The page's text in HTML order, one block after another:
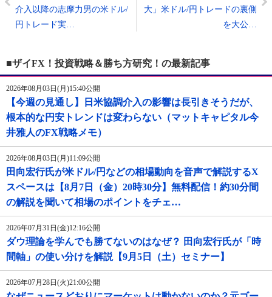
介入以降の志摩力男の米ドル/
円トレード実…
大」米ドル/円トレードの裏側
を大公…
■ザイFX！投資戦略＆勝ち方研究！の最新記事
2026年08月03日(月)15:40公開
【今週の見通し】日米協調介入の影響は長引きそうだが、
根本的な円安トレンドは変わらない（マットキャピタル今
井雅人のFX戦略メモ）
2026年08月03日(月)11:09公開
田向宏行氏が米ドル/円などの相場動向を音声で解説するX
スペースは【8月7日（金）20時30分】無料配信！約30分間
の解説を聞いて相場のポイントをチェ…
2026年07月31日(金)12:16公開
ダウ理論を学んでも勝てないのはなぜ？ 田向宏行氏が「時
間軸」の使い分けを解説【9月5日（土）セミナー】
2026年07月28日(火)21:00公開